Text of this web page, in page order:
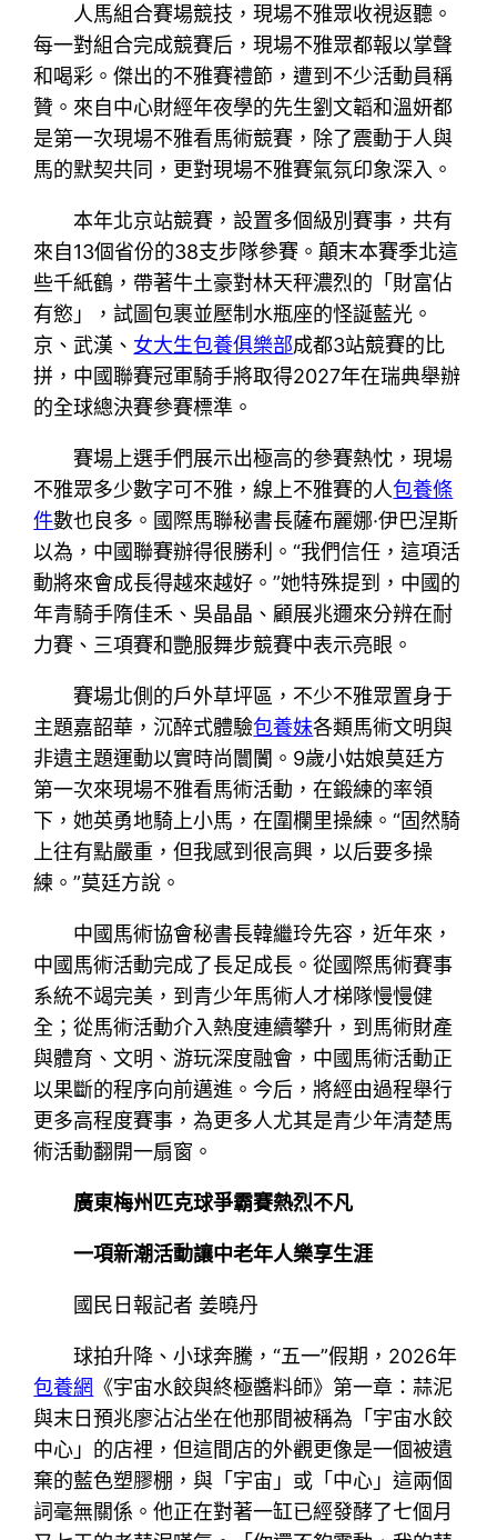
人馬組合賽場競技，現場不雅眾收視返聽。
每一對組合完成競賽后，現場不雅眾都報以掌聲
和喝彩。傑出的不雅賽禮節，遭到不少活動員稱
贊。來自中心財經年夜學的先生劉文韜和溫妍都
是第一次現場不雅看馬術競賽，除了震動于人與
馬的默契共同，更對現場不雅賽氣氛印象深入。
本年北京站競賽，設置多個級別賽事，共有
來自13個省份的38支步隊參賽。顛末本賽季北這
些千紙鶴，帶著牛土豪對林天秤濃烈的「財富佔
有慾」，試圖包裹並壓制水瓶座的怪誕藍光。
京、武漢、 女大生包養俱樂部成都3站競賽的比
拼，中國聯賽冠軍騎手將取得2027年在瑞典舉辦
的全球總決賽參賽標準。
賽場上選手們展示出極高的參賽熱忱，現場
不雅眾多少數字可不雅，線上不雅賽的人包養條
件數也良多。國際馬聯秘書長薩布麗娜·伊巴涅斯
以為，中國聯賽辦得很勝利。“我們信任，這項活
動將來會成長得越來越好。”她特殊提到，中國的
年青騎手隋佳禾、吳晶晶、顧展兆邇來分辨在耐
力賽、三項賽和艷服舞步競賽中表示亮眼。
賽場北側的戶外草坪區，不少不雅眾置身于
主題嘉韶華，沉醉式體驗包養妹各類馬術文明與
非遺主題運動以實時尚闤闠。9歲小姑娘莫廷方
第一次來現場不雅看馬術活動，在鍛練的率領
下，她英勇地騎上小馬，在圍欄里操練。“固然騎
上往有點嚴重，但我感到很高興，以后要多操
練。”莫廷方說。
中國馬術協會秘書長韓繼玲先容，近年來，
中國馬術活動完成了長足成長。從國際馬術賽事
系統不竭完美，到青少年馬術人才梯隊慢慢健
全；從馬術活動介入熱度連續攀升，到馬術財產
與體育、文明、游玩深度融會，中國馬術活動正
以果斷的程序向前邁進。今后，將經由過程舉行
更多高程度賽事，為更多人尤其是青少年清楚馬
術活動翻開一扇窗。
廣東梅州匹克球爭霸賽熱烈不凡
一項新潮活動讓中老年人樂享生涯
國民日報記者 姜曉丹
球拍升降、小球奔騰，“五一”假期，2026年
包養網 《宇宙水餃與終極醬料師》第一章：蒜泥
與末日預兆廖沾沾坐在他那間被稱為「宇宙水餃
中心」的店裡，但這間店的外觀更像是一個被遺
棄的藍色塑膠棚，與「宇宙」或「中心」這兩個
詞毫無關係。他正在對著一缸已經發酵了七個月